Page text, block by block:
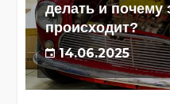
делать и почему
происходит?
14.06.2025